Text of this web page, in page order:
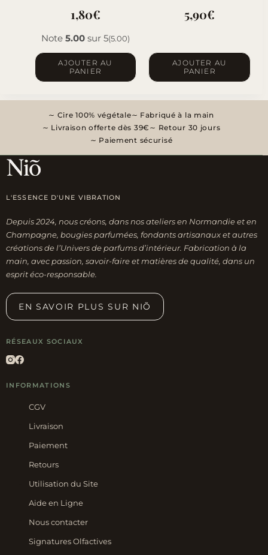
1,80€
Note 5.00sur 5(5.00)
AJOUTER AU
PANIER
5,90€
AJOUTER AU
PANIER
Cire 100% végétale
Fabriqué à la main
Livraison offerte dès 39€
Retour 30 jours
Paiement sécurisé
L'ESSENCE D'UNE VIBRATION
Depuis 2024, nous créons, dans nos ateliers en Normandie et en
Champagne, bougies parfumées, fondants artisanaux et autres
créations de l’Univers de parfums d’intérieur. Fabrication à la
main, avec passion, savoir-faire et matières de qualité, dans un
esprit éco-responsable.
EN SAVOIR PLUS SUR NIÕ
RÉSEAUX SOCIAUX
INFORMATIONS
CGV
Livraison
Paiement
Retours
Utilisation du Site
Aide en Ligne
Nous contacter
Signatures Olfactives